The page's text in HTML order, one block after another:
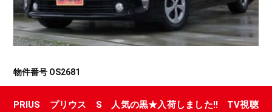
物件番号 OS2681
PRIUS プリウス S 人気の黒★入荷しました!! TV視聴